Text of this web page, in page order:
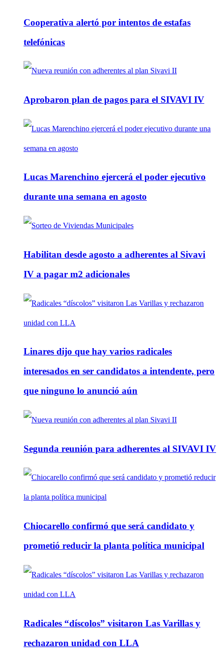
Cooperativa alertó por intentos de estafas
telefónicas
Aprobaron plan de pagos para el SIVAVI IV
Lucas Marenchino ejercerá el poder ejecutivo
durante una semana en agosto
Habilitan desde agosto a adherentes al Sivavi
IV a pagar m2 adicionales
Linares dijo que hay varios radicales
interesados en ser candidatos a intendente, pero
que ninguno lo anunció aún
Segunda reunión para adherentes al SIVAVI IV
Chiocarello confirmó que será candidato y
prometió reducir la planta política municipal
Radicales “díscolos” visitaron Las Varillas y
rechazaron unidad con LLA